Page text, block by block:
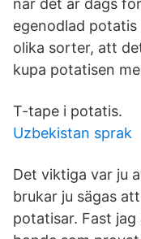
när det är dags
egenodlad
olika sorter, att
kupa potatisen
T-tape i potatis.
Uzbekistan sprak
Det viktiga var ju
brukar ju sägas
potatisar. Fast jag